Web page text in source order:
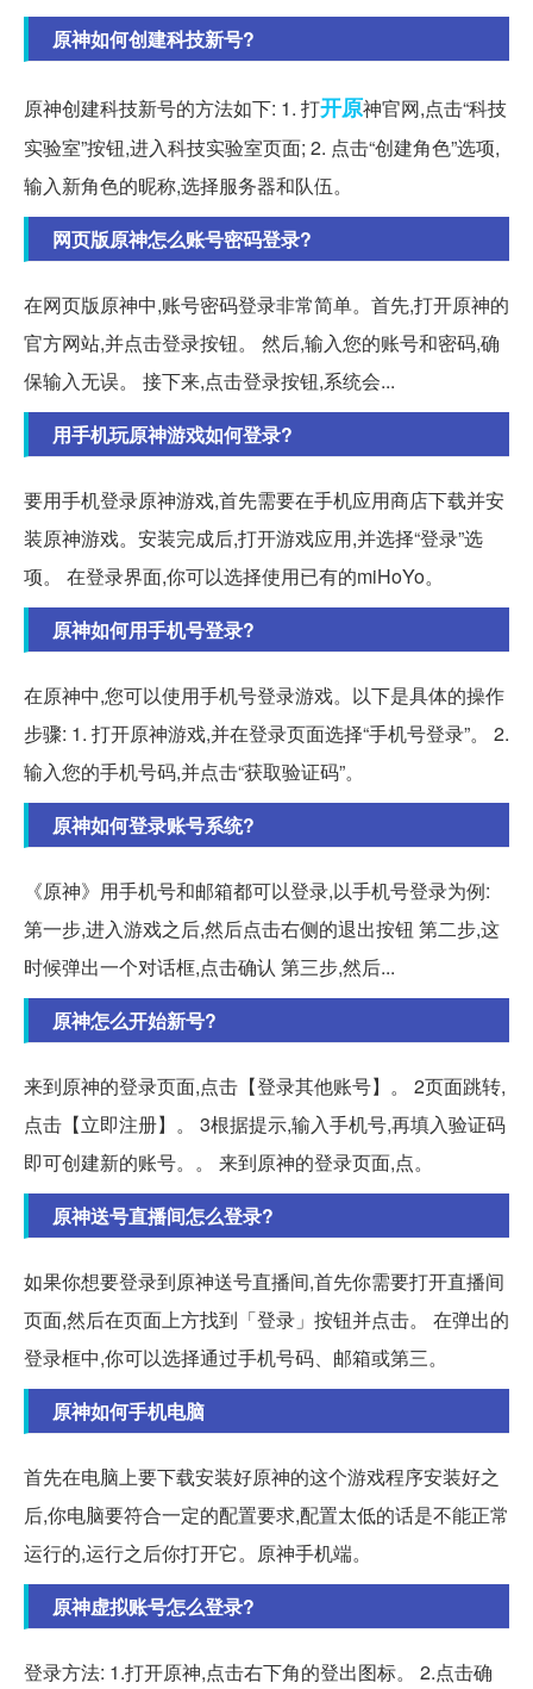
原神如何创建科技新号?
原神创建科技新号的方法如下: 1. 打开原神官网,点击“科技
实验室”按钮,进入科技实验室页面; 2. 点击“创建角色”选项,
输入新角色的昵称,选择服务器和队伍。
网页版原神怎么账号密码登录?
在网页版原神中,账号密码登录非常简单。首先,打开原神的
官方网站,并点击登录按钮。 然后,输入您的账号和密码,确
保输入无误。 接下来,点击登录按钮,系统会...
用手机玩原神游戏如何登录?
要用手机登录原神游戏,首先需要在手机应用商店下载并安
装原神游戏。安装完成后,打开游戏应用,并选择“登录”选
项。 在登录界面,你可以选择使用已有的miHoYo。
原神如何用手机号登录?
在原神中,您可以使用手机号登录游戏。以下是具体的操作
步骤: 1. 打开原神游戏,并在登录页面选择“手机号登录”。 2.
输入您的手机号码,并点击“获取验证码”。
原神如何登录账号系统?
《原神》用手机号和邮箱都可以登录,以手机号登录为例:
第一步,进入游戏之后,然后点击右侧的退出按钮 第二步,这
时候弹出一个对话框,点击确认 第三步,然后...
原神怎么开始新号?
来到原神的登录页面,点击【登录其他账号】。 2页面跳转,
点击【立即注册】。 3根据提示,输入手机号,再填入验证码
即可创建新的账号。。 来到原神的登录页面,点。
原神送号直播间怎么登录?
如果你想要登录到原神送号直播间,首先你需要打开直播间
页面,然后在页面上方找到「登录」按钮并点击。 在弹出的
登录框中,你可以选择通过手机号码、邮箱或第三。
原神如何手机电脑
首先在电脑上要下载安装好原神的这个游戏程序安装好之
后,你电脑要符合一定的配置要求,配置太低的话是不能正常
运行的,运行之后你打开它。原神手机端。
原神虚拟账号怎么登录?
登录方法: 1.打开原神,点击右下角的登出图标。 2.点击确